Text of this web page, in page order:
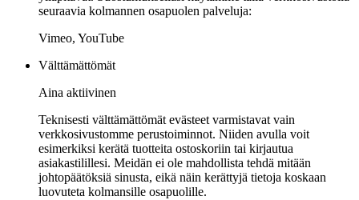
seuraavia kolmannen osapuolen palveluja:
Vimeo, YouTube
Välttämättömät
Aina aktiivinen
Teknisesti välttämättömät evästeet varmistavat vain
verkkosivustomme perustoiminnot. Niiden avulla voit
esimerkiksi kerätä tuotteita ostoskoriin tai kirjautua
asiakastilillesi. Meidän ei ole mahdollista tehdä mitään
johtopäätöksiä sinusta, eikä näin kerättyjä tietoja koskaan
luovuteta kolmansille osapuolille.